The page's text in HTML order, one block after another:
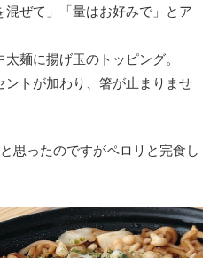
混ぜて」「量はお好みで」とア
麺に揚げ玉のトッピング。
トが加わり、箸が止まりませ
思ったのですがペロリと完食し